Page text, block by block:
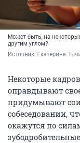
Может быть, на
другим углом?
Источник: Екатерина
Некоторые
оправдывают
придумывают
собеседовании,
окажутся по